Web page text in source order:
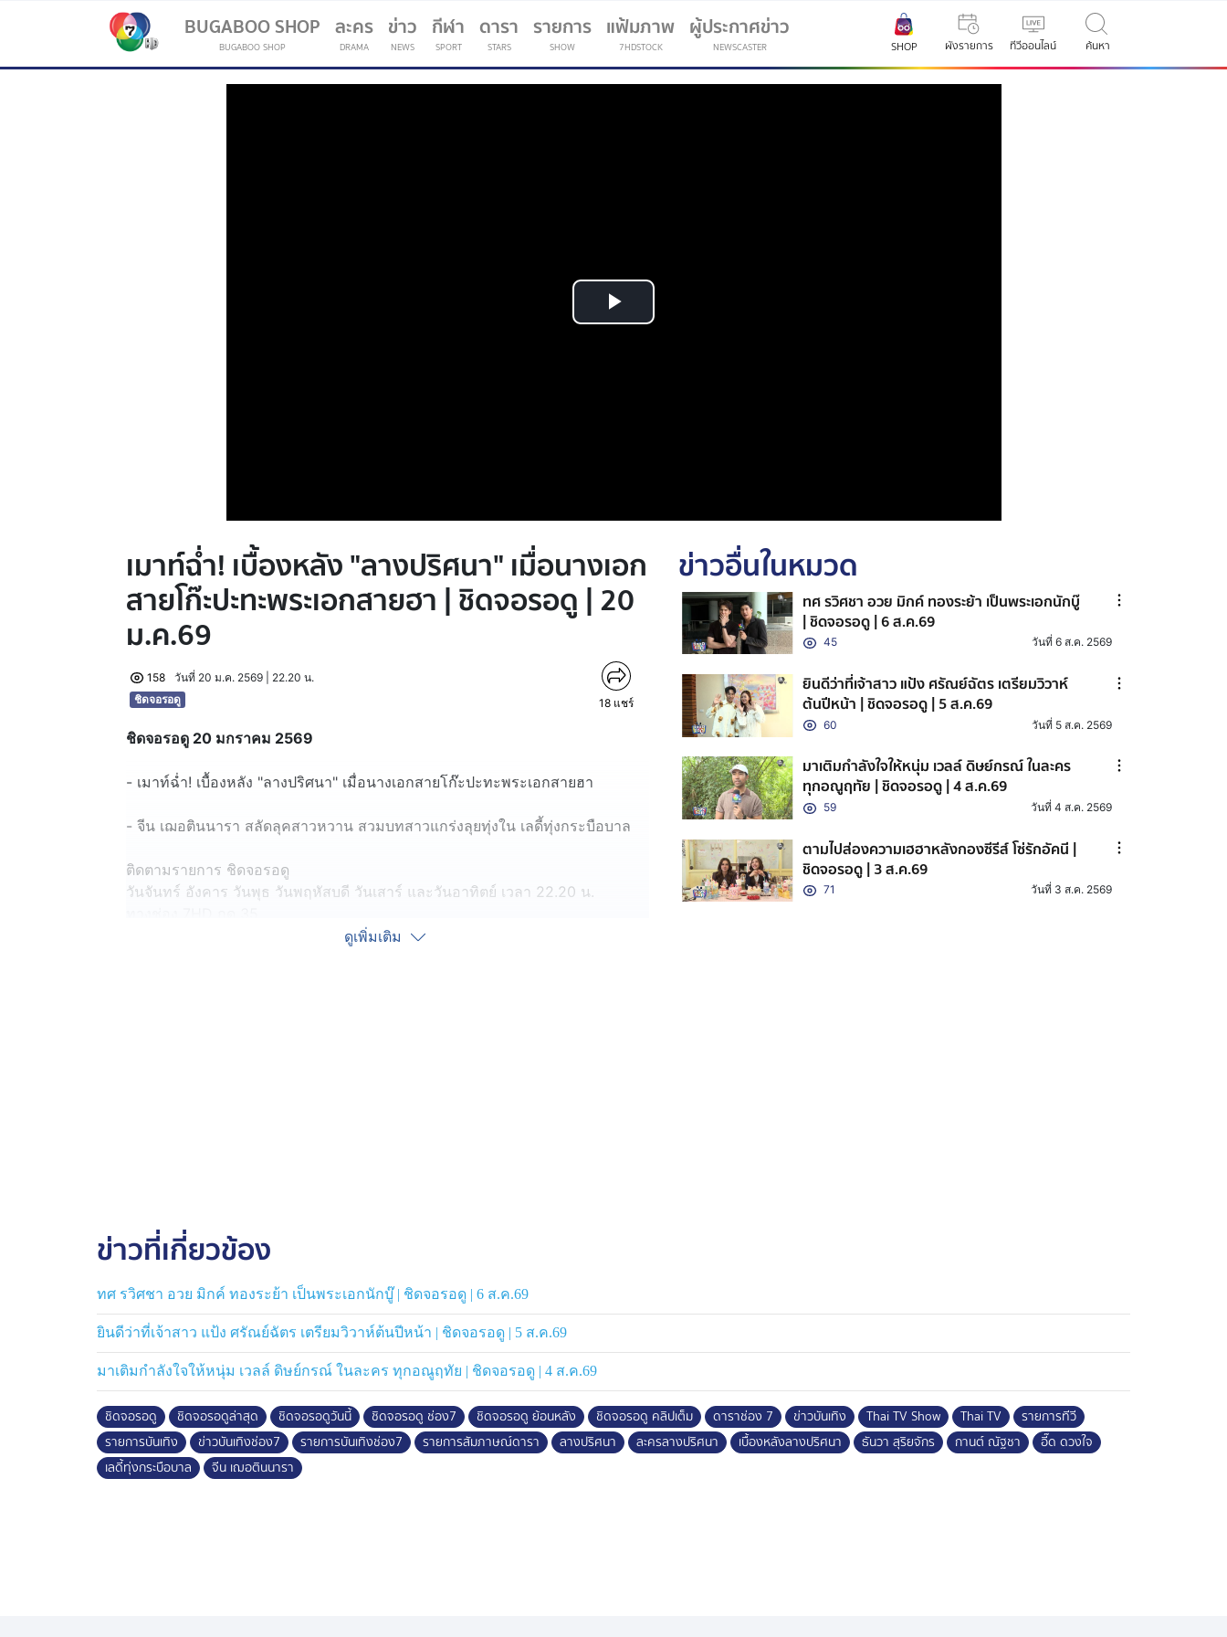
BUGABOO SHOP
BUGABOO SHOP
ละคร
DRAMA
ข่าว
NEWS
กีฬา
SPORT
(current)
ดารา
STARS
รายการ
SHOW
แฟ้มภาพ
7HDSTOCK
ผู้ประกาศข่าว
NEWSCASTER SHOP ผังรายการ ทีวีออนไลน์ ค้นหา
Play
เมาท์ฉ่ำ! เบื้องหลัง "ลางปริศนา" เมื่อนางเอก
สายโก๊ะปะทะพระเอกสายฮา | ชิดจอรอดู | 20
ม.ค.69
158
วันที่ 20 ม.ค. 2569 | 22.20 น.
ชิดจอรอดู
18 แชร์
ชิดจอรอดู 20 มกราคม 2569
- เมาท์ฉ่ำ! เบื้องหลัง "ลางปริศนา" เมื่อนางเอกสายโก๊ะปะทะพระเอกสายฮา
- จีน เฌอตินนารา สลัดลุคสาวหวาน สวมบทสาวแกร่งลุยทุ่งใน เลดี้ทุ่งกระบือบาล
ติดตามรายการ ชิดจอรอดู
วันจันทร์ อังคาร วันพุธ วันพฤหัสบดี วันเสาร์ และวันอาทิตย์ เวลา 22.20 น.
ดูเพิ่มเติม
ข่าวอื่นในหมวด
ทศ รวิศชา อวย มิกค์ ทองระย้า เป็นพระเอกนักบู๊
| ชิดจอรอดู | 6 ส.ค.69
45 วันที่ 6 ส.ค. 2569
ยินดีว่าที่เจ้าสาว แป้ง ศรัณย์ฉัตร เตรียมวิวาห์
ต้นปีหน้า | ชิดจอรอดู | 5 ส.ค.69
60 วันที่ 5 ส.ค. 2569
มาเติมกำลังใจให้หนุ่ม เวลล์ ดิษย์กรณ์ ในละคร
ทุกอณูฤทัย | ชิดจอรอดู | 4 ส.ค.69
59 วันที่ 4 ส.ค. 2569
ตามไปส่องความเฮฮาหลังกองซีรีส์ โซ่รักอัคนี |
ชิดจอรอดู | 3 ส.ค.69
71 วันที่ 3 ส.ค. 2569
ข่าวที่เกี่ยวข้อง
ทศ รวิศชา อวย มิกค์ ทองระย้า เป็นพระเอกนักบู๊ | ชิดจอรอดู | 6 ส.ค.69
ยินดีว่าที่เจ้าสาว แป้ง ศรัณย์ฉัตร เตรียมวิวาห์ต้นปีหน้า | ชิดจอรอดู | 5 ส.ค.69
มาเติมกำลังใจให้หนุ่ม เวลล์ ดิษย์กรณ์ ในละคร ทุกอณูฤทัย | ชิดจอรอดู | 4 ส.ค.69
ชิดจอรอดู ชิดจอรอดูล่าสุด ชิดจอรอดูวันนี้ ชิดจอรอดู ช่อง7 ชิดจอรอดู ย้อนหลัง ชิดจอรอดู คลิปเต็ม ดาราช่อง 7 ข่าวบันเทิง Thai TV Show Thai TV
รายการทีวี
รายการบันเทิง
ข่าวบันเทิงช่อง7 รายการบันเทิงช่อง7 รายการสัมภาษณ์ดารา ลางปริศนา ละครลางปริศนา เบื้องหลังลางปริศนา ธันวา สุริยจักร กานต์ ณัฐชา
อี๊ด ดวงใจ
เลดี้ทุ่งกระบือบาล
จีน เฌอตินนารา